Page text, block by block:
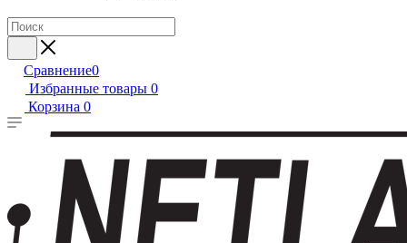
Сравнение0
Избранные товары 0
Корзина 0